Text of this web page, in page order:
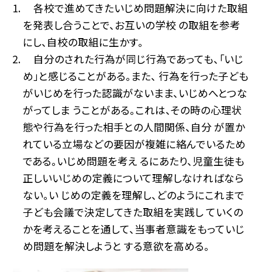
各校で進めてきたいじめ問題解決に向けた取組
を発表し合うことで、お互いの学校 の取組を参考
にし、自校の取組に生かす。
自分のされた行為が同じ行為であっても、「いじ
め」と感じることがある。また、 行為を行った子ども
がいじめを行った認識がないまま、いじめへとつな
がってしま うことがある。これは、その時の心理状
態や行為を行った相手との人間関係、自分 が置か
れている立場などの要因が複雑に絡んでいるため
である。いじめ問題を考え るにあたり、児童生徒も
正しいいじめの定義について理解しなければなら
ない。い じめの定義を理解し、どのようにこれまで
子ども会議で決定してきた取組を実践し ていくの
かを考えることを通して、当事者意識をもっていじ
め問題を解決しようと する意欲を高める。